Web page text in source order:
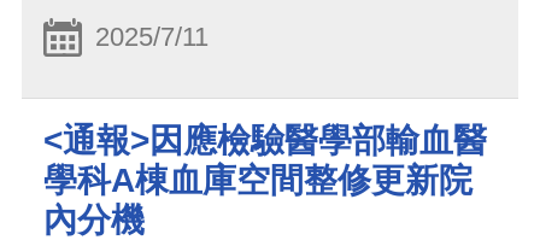
2025/7/11
<通報>因應檢驗醫學部輸血醫
學科A棟血庫空間整修更新院
內分機